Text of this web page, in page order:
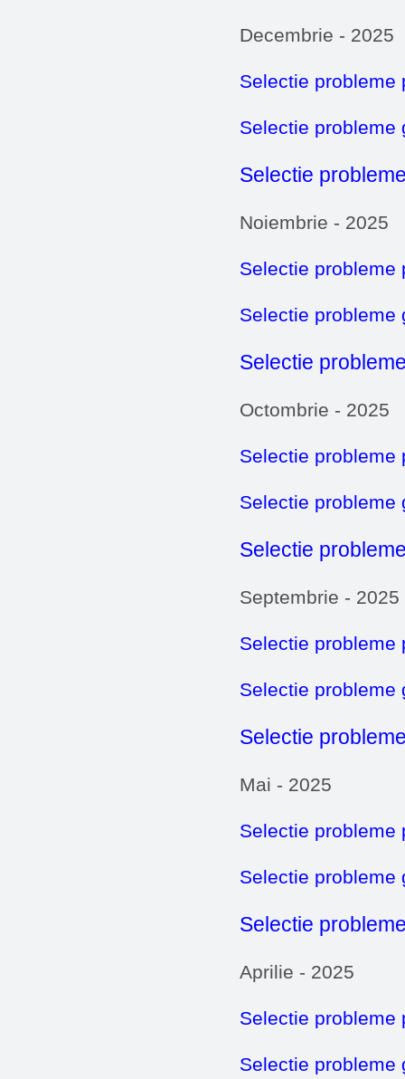
Decembrie - 2025
Selectie probleme
Selectie probleme
Selectie
Noiembrie - 2025
Selectie probleme
Selectie probleme
Selectie
Octombrie - 2025
Selectie probleme
Selectie probleme
Selectie
Septembrie - 2025
Selectie probleme
Selectie probleme
Selectie
Mai - 2025
Selectie probleme
Selectie probleme
Selectie
Aprilie - 2025
Selectie probleme
Selectie probleme